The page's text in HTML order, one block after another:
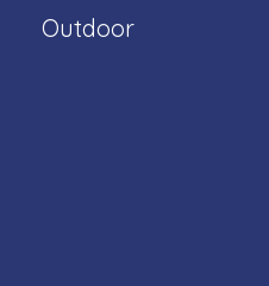
Outdoor